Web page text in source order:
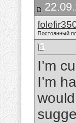
Постоянный
I’m
I’m